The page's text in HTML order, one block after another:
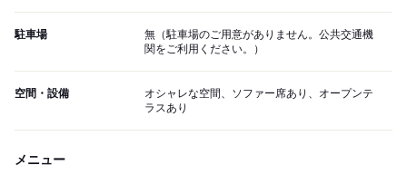
駐車場
無（駐車場のご用意がありません。公共交通機
関をご利用ください。）
空間・設備
オシャレな空間、ソファー席あり、オープンテ
ラスあり
メニュー